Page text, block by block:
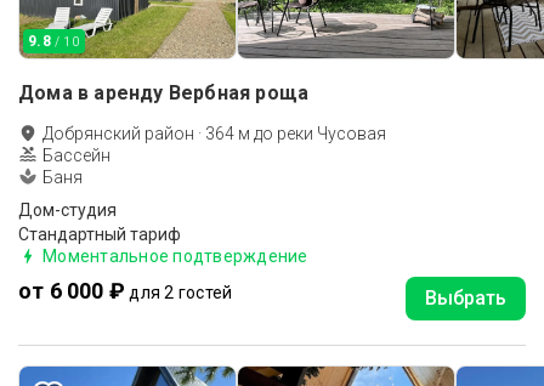
9.8 / 10
Дома в аренду Вербная роща
Добрянский район · 364 м до реки Чусовая
Бассейн
Баня
Дом-студия
Стандартный тариф
Моментальное подтверждение
от 6 000 ₽ для 2 гостей Выбрать